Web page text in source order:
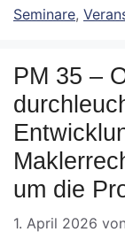
Seminare,
PM 35 –
um die
1. April 2026 von